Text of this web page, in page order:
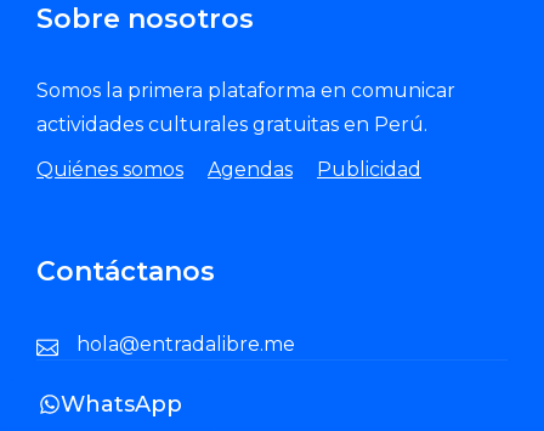
Sobre nosotros
Somos la primera plataforma en comunicar
actividades culturales gratuitas en Perú.
Quiénes somos
Agendas Publicidad
Contáctanos
hola@entradalibre.me
WhatsApp